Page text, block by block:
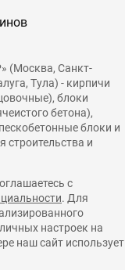
(Москва, Санкт-
Тула) - кирпичи
блоки
бетона),
блоки и
строительства и
с
. Для
настроек на
наш сайт использует